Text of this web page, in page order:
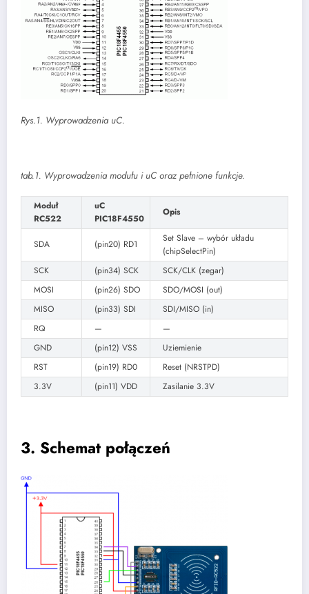
Rys.1. Wyprowadzenia uC.
tab.1. Wyprowadzenia modułu i uC oraz pełnione funkcje.
Moduł
RC522
uC
PIC18F4550
Opis
SDA (pin20) RD1
Set Slave – wybór układu
(chipSelectPin)
SCK
(pin34) SCK
SCK/CLK (zegar)
MOSI
(pin26) SDO
SDO/MOSI (out)
MISO
(pin33) SDI
SDI/MISO (in)
RQ
—
—
GND
(pin12) VSS
Uziemienie
RST
(pin19) RD0
Reset (NRSTPD)
3.3V
(pin11) VDD Zasilanie 3.3V
3. Schemat połączeń